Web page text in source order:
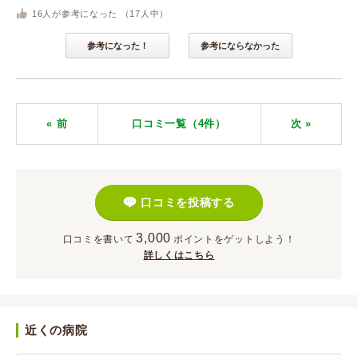
16 人が参考になった （ 17 人中）
参考になった！ 参考にならなかった
« 前 口コミ一覧（4件） 次 »
口コミを投稿する
口コミを書いて 3,000 ポイント をゲットしよう！
詳しくはこちら
近くの病院